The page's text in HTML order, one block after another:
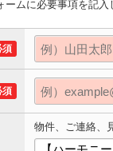
ームに必要事項を記
須
須
物件、ご連絡、